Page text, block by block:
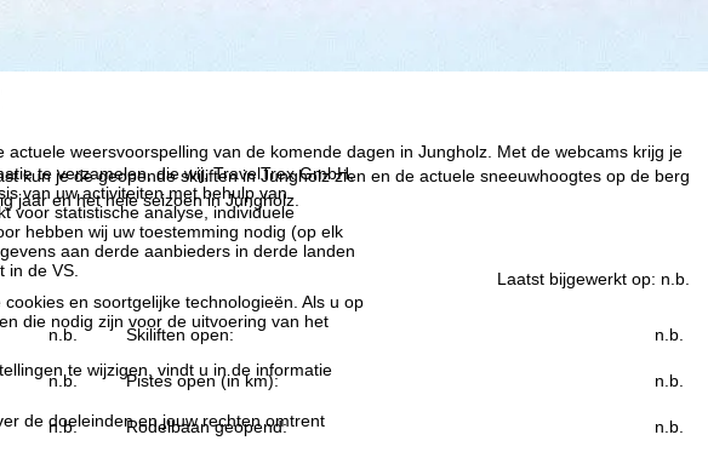
te verzamelen, die wij, TravelTrex GmbH,
van uw activiteiten met behulp van
voor statistische analyse, individuele
hebben wij uw toestemming nodig (op elk
aan derde aanbieders in derde landen
in de VS.
en soortgelijke technologieën. Als u op
die nodig zijn voor de uitvoering van het
te wijzigen, vindt u in de informatie
de doeleinden en jouw rechten omtrent
weersvoorspelling van de komende dagen in Jungholz. Met de webcams krijg je
kun je de geopende skiliften in Jungholz zien en de actuele sneeuwhoogtes op de berg
jaar en het hele seizoen in Jungholz.
Laatst bijgewerkt op: n.b.
n.b. Skiliften open: n.b.
n.b. Pistes open (in km): n.b.
n.b. Rodelbaan geopend: n.b.